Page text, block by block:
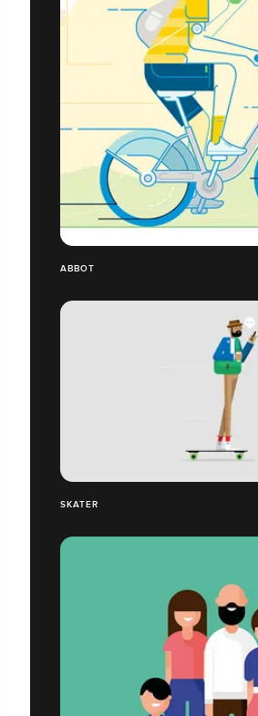
ABBOT
SKATER